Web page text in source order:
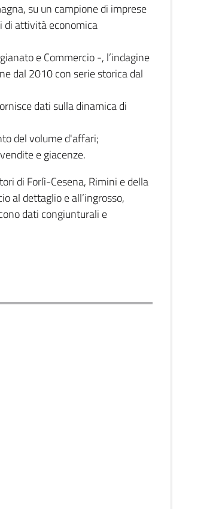
su un campione di imprese
attività economica
e Commercio -, l’indagine
dal 2010 con serie storica dal
dati sulla dinamica di
del volume d'affari;
e giacenze.
di Forlì-Cesena, Rimini e della
al dettaglio e all’ingrosso,
dati congiunturali e